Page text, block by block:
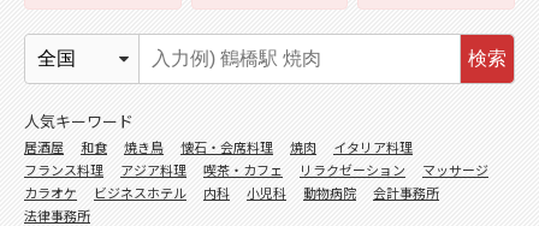
検索
人気キーワード
居酒屋 和食 焼き鳥 懐石・会席料理 焼肉
イタリア料理
フランス料理
アジア料理 喫茶・カフェ リラクゼーション
マッサージ
カラオケ
ビジネスホテル 内科 小児科 動物病院
会計事務所
法律事務所